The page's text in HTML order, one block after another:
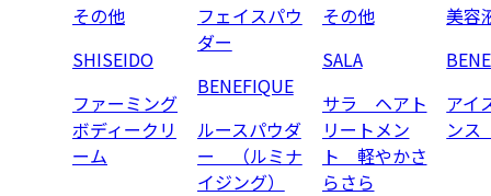
その他
SHISEIDO
ファーミング
ボディークリ
ーム
フェイスパウ
ダー
BENEFIQUE
ルースパウダ
ー （ルミナ
イジング）
その他
SALA
サラ ヘアト
リートメン
ト 軽やかさ
らさら
美容
アイ
ン